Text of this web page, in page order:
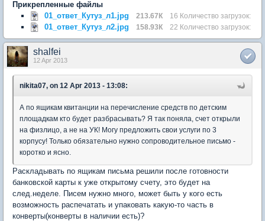
Прикрепленные файлы
01_ответ_Кутуз_л1.jpg
213.67К 16 Количество загрузок:
01_ответ_Кутуз_л2.jpg 158.93К 22 Количество загрузок:
shalfei
12 Apr 2013
nikita07, on 12 Apr 2013 - 13:08:
А по ящикам квитанции на перечисление средств по детским
площадкам кто будет разбрасывать? Я так поняла, счет открыли
на физлицо, а не на УК! Могу предложить свои услуги по 3
корпусу! Только обязательно нужно сопроводительное письмо -
коротко и ясно.
Раскладывать по ящикам письма решили после готовности
банковской карты к уже открытому счету, это будет на
след.неделе. Писем нужно много, может быть у кого есть
возможность распечатать и упаковать какую-то часть в
конверты(конверты в наличии есть)?